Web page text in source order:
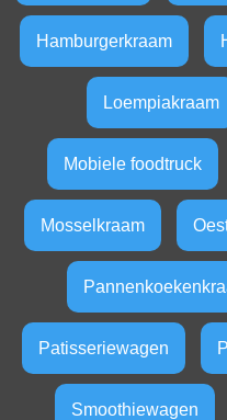
Hamburgerkraam
Loempiakraam
Mobiele foodtruck
Mosselkraam
Patisseriewagen
Smoothiewagen